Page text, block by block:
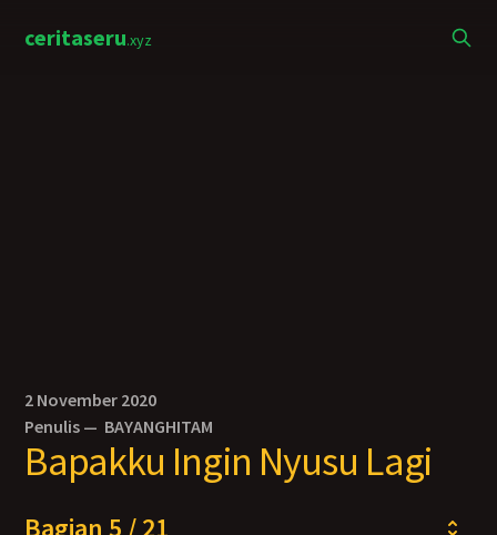
ceritaseru.xyz
2 November 2020
Penulis — BAYANGHITAM
Bapakku Ingin Nyusu Lagi
Bagian 5 / 21